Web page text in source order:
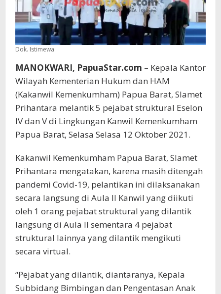
Dok. Istimewa
MANOKWARI, PapuaStar.com – Kepala Kantor
Wilayah Kementerian Hukum dan HAM
(Kakanwil Kemenkumham) Papua Barat, Slamet
Prihantara melantik 5 pejabat struktural Eselon
IV dan V di Lingkungan Kanwil Kemenkumham
Papua Barat, Selasa Selasa 12 Oktober 2021.
Kakanwil Kemenkumham Papua Barat, Slamet
Prihantara mengatakan, karena masih ditengah
pandemi Covid-19, pelantikan ini dilaksanakan
secara langsung di Aula II Kanwil yang diikuti
oleh 1 orang pejabat struktural yang dilantik
langsung di Aula II sementara 4 pejabat
struktural lainnya yang dilantik mengikuti
secara virtual.
“Pejabat yang dilantik, diantaranya, Kepala
Subbidang Bimbingan dan Pengentasan Anak